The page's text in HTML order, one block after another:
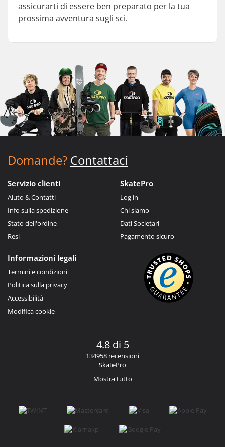
assicurarti di essere ben preparato per la tua
prossima avventura sugli sci.
Domande? Contattaci
Servizio clienti
Aiuto & Contatti
Info sulla spedizione
Stato dell'ordine
Resi
SkatePro
Log in
Chi siamo
Dati Societari
Pagamento sicuro
Informazioni legali
Termini e condizioni
Politica sulla privacy
Accessibilità
Modifica cookie
4.8 di 5
134958 recensioni
SkatePro
Mostra tutto